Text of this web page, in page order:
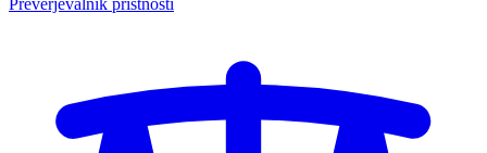
Preverjevalnik pristnosti